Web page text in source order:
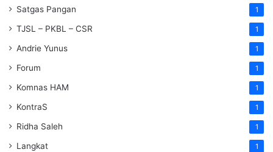
Satgas Pangan 1
TJSL – PKBL – CSR 1
Andrie Yunus 1
Forum 1
Komnas HAM 1
KontraS 1
Ridha Saleh 1
Langkat 1